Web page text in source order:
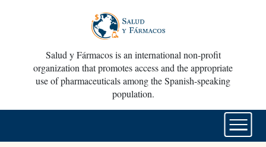
Salud y Fármacos is an international non-profit
organization that promotes access and the appropriate
use of pharmaceuticals among the Spanish-speaking
population.